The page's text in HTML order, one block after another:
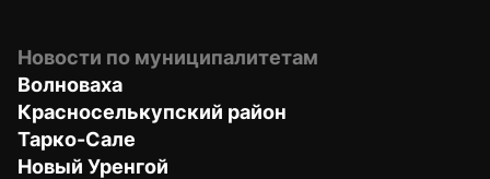
Новости по муниципалитетам
Волноваха
Красноселькупский район
Тарко-Сале
Новый Уренгой